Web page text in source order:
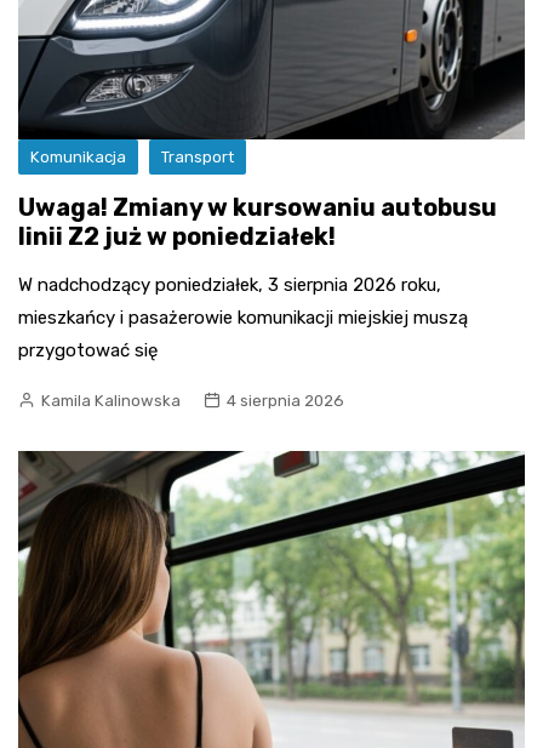
Komunikacja Transport
Uwaga! Zmiany w kursowaniu autobusu
linii Z2 już w poniedziałek!
W nadchodzący poniedziałek, 3 sierpnia 2026 roku,
mieszkańcy i pasażerowie komunikacji miejskiej muszą
przygotować się
Kamila Kalinowska 4 sierpnia 2026